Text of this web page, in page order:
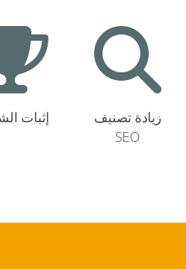
إثبات
زيادة تصنيف
SEO